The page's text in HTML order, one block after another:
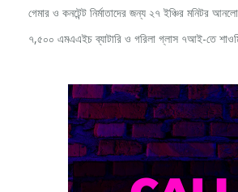
তৃতীয় ‘আইওএআই ২০২৬’-এ তিনটি ব্রোঞ্জ পদক পেল
গেমার ও কনটেন্ট নির্মাতাদের জন্য ২৭ ইঞ্চির মনিটর